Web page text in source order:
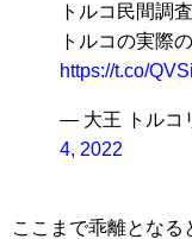
トルコ民間調
トルコの実際
https://t.co/
— 大王 トルコ
4, 2022
ここまで乖離とな